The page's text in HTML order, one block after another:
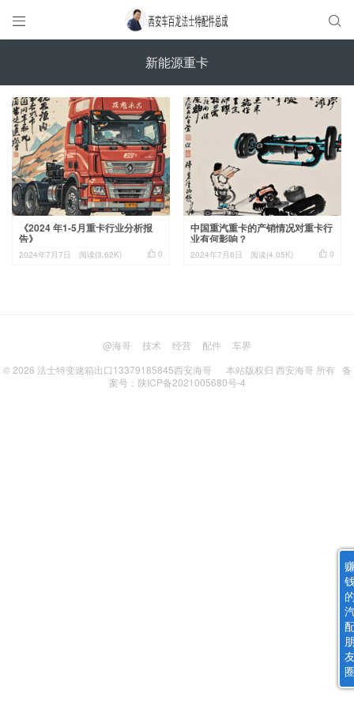
 
新能源重卡
《2024 年1-5月重卡行业分析报
告》
 0
2024年7月7日 阅读(3.62K)
中国重汽重卡的产销情况对重卡行
业有何影响？
 0
2024年7月6日 阅读(4.05K)
@海哥 技术 经营 配件
车界
© 2026 法士特变速箱出口13379185845西安海哥 本站版权归 西安海哥 所有 备
案号：陕ICP备2021005680号-4